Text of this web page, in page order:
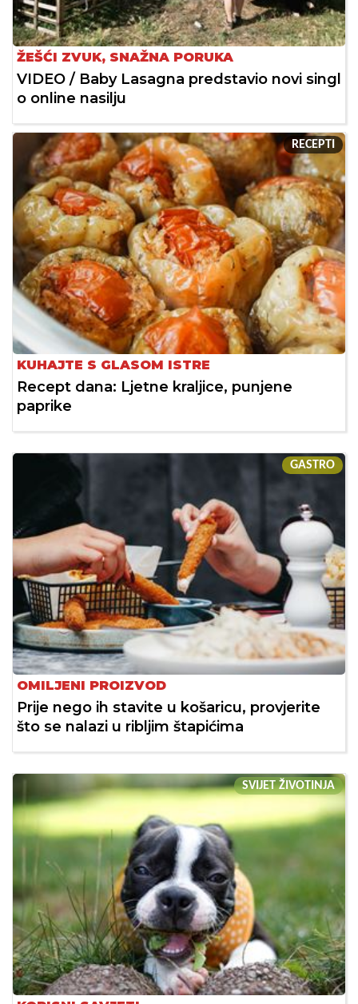
ŽEŠĆI ZVUK, SNAŽNA PORUKA
VIDEO / Baby Lasagna predstavio novi singl
o online nasilju
RECEPTI
KUHAJTE S GLASOM ISTRE
Recept dana: Ljetne kraljice, punjene
paprike
GASTRO
OMILJENI PROIZVOD
Prije nego ih stavite u košaricu, provjerite
što se nalazi u ribljim štapićima
SVIJET ŽIVOTINJA